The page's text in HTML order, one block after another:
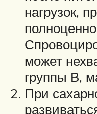
нагрузок,
может
группы В,
При